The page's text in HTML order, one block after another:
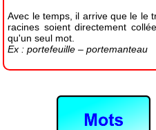
Avec le temps, il arrive que le le
racines soient directement
qu'un seul mot.
Ex : portefeuille – portemanteau